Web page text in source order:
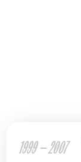
1999 — 2007